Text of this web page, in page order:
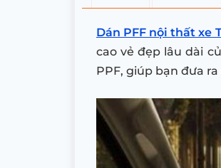
Dán PFF nội thất xe
cao vẻ đẹp lâu dài
PPF, giúp bạn đưa